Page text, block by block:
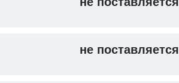
не поставляется